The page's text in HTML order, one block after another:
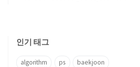
인기 태그
algorithm ps baekjoon